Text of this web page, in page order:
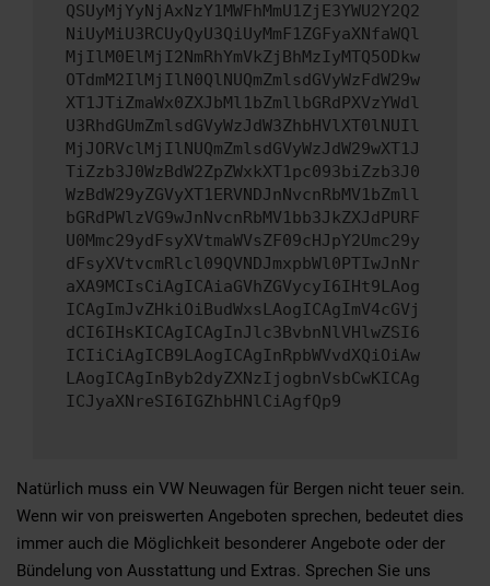
QSUyMjYyNjAxNzY1MWFhMmU1ZjE3YWU2Y2Q2
NiUyMiU3RCUyQyU3QiUyMmF1ZGFyaXNfaWQl
MjIlM0ElMjI2NmRhYmVkZjBhMzIyMTQ5ODkw
OTdmM2IlMjIlN0QlNUQmZmlsdGVyWzFdW29w
XT1JTiZmaWx0ZXJbMl1bZmllbGRdPXVzYWdl
U3RhdGUmZmlsdGVyWzJdW3ZhbHVlXT0lNUIl
MjJORVclMjIlNUQmZmlsdGVyWzJdW29wXT1J
TiZzb3J0WzBdW2ZpZWxkXT1pc093biZzb3J0
WzBdW29yZGVyXT1ERVNDJnNvcnRbMV1bZmll
bGRdPWlzVG9wJnNvcnRbMV1bb3JkZXJdPURF
U0Mmc29ydFsyXVtmaWVsZF09cHJpY2Umc29y
dFsyXVtvcmRlcl09QVNDJmxpbWl0PTIwJnNr
aXA9MCIsCiAgICAiaGVhZGVycyI6IHt9LAog
ICAgImJvZHkiOiBudWxsLAogICAgImV4cGVj
dCI6IHsKICAgICAgInJlc3BvbnNlVHlwZSI6
ICIiCiAgICB9LAogICAgInRpbWVvdXQiOiAw
LAogICAgInByb2dyZXNzIjogbnVsbCwKICAg
ICJyaXNreSI6IGZhbHNlCiAgfQp9
Natürlich muss ein VW Neuwagen für Bergen nicht teuer sein.
Wenn wir von preiswerten Angeboten sprechen, bedeutet dies
immer auch die Möglichkeit besonderer Angebote oder der
Bündelung von Ausstattung und Extras. Sprechen Sie uns